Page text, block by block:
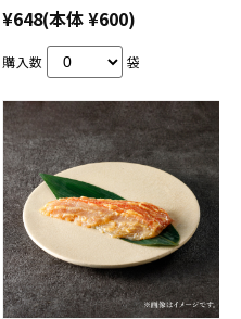
¥648(本体 ¥600)
購入数 袋